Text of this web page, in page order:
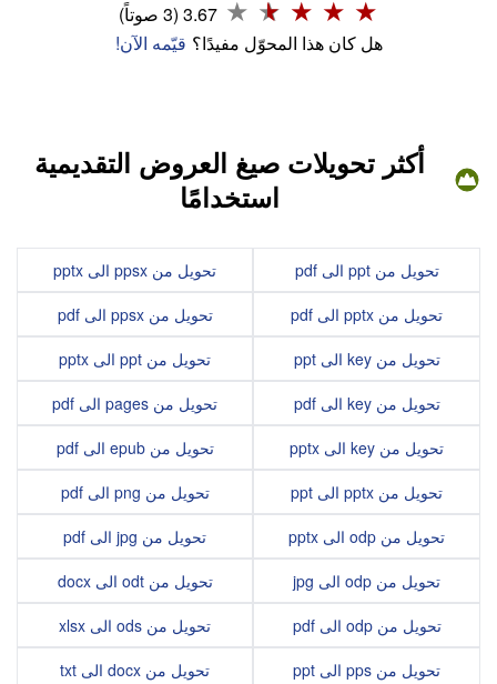
3.67 (3 صوتاً)
هل كان هذا المحوّل مفيدًا؟ قيّمه الآن!
أكثر تحويلات صيغ العروض التقديمية
استخدامًا
تحويل من ppt الى pdf
تحويل من pptx الى pdf
تحويل من key الى ppt
تحويل من key الى pdf
تحويل من key الى pptx
تحويل من pptx الى ppt
تحويل من odp الى pptx
تحويل من odp الى jpg
تحويل من odp الى pdf
تحويل من pps الى ppt
تحويل من ppsx الى pptx
تحويل من ppsx الى pdf
تحويل من ppt الى pptx
تحويل من pages الى pdf
تحويل من epub الى pdf
تحويل من png الى pdf
تحويل من jpg الى pdf
تحويل من odt الى docx
تحويل من ods الى xlsx
تحويل من docx الى txt